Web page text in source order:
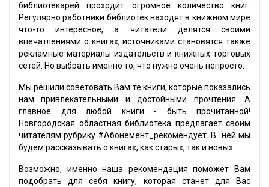
библиотекарей проходит огромное количество книг.
Регулярно работники библиотек находят в книжном мире
что-то интересное, а читатели делятся своими
впечатлениями о книгах, источниками становятся также
рекламные материалы издательств и книжных торговых
сетей. Но выбрать именно то, что нужно очень непросто.
Мы решили советовать Вам те книги, которые показались
нам привлекательными и достойными прочтения. А
главное для любой книги - быть прочитанной!
Новгородская областная библиотека предлагает своим
читателям рубрику #Абонемент_рекомендует. В ней мы
будем рассказывать о книгах, как старых, так и новых.
Возможно, именно наша рекомендация поможет Вам
подобрать для себя книгу, которая станет для Вас